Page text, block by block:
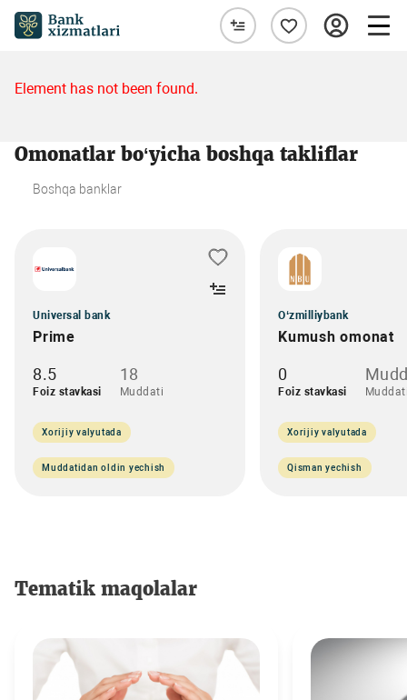
Element has not been found.
Omonatlar bo‘yicha boshqa takliflar
Boshqa banklar
Universal bank
Prime
8.5
Foiz stavkasi
18
Muddati
Xorijiy valyutada
Muddatidan oldin yechish
O‘zmilliybank
Kumush omonat
0
Foiz stavkasi
Xorijiy valyutada
Qisman yechish
Tematik maqolalar